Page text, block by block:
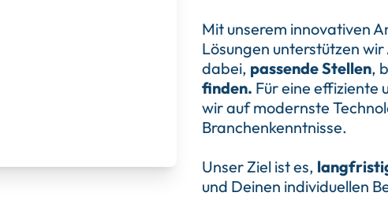
Mit unserem innovativen
Lösungen unterstützen
dabei, passende Stellen,
finden. Für eine effiziente
wir auf modernste
Branchenkenntnisse.
Unser Ziel ist es,
und Deinen individuellen